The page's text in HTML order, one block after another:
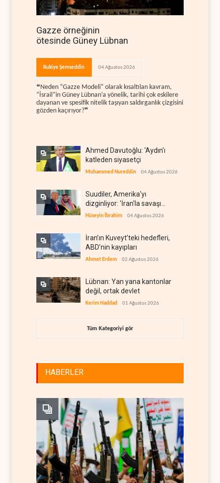
Gazze örneğinin
ötesinde Güney Lübnan
Rukiye Şemseddin 04 Ağustos 2026
❝Neden “Gazze Modeli” olarak kısaltılan kavram,
“İsrail”in Güney Lübnan’a yönelik, tarihi çok eskilere
dayanan ve spesifik nitelik taşıyan saldırganlık çizgisini
gözden kaçırıyor?❞
Ahmed Davutoğlu: 'Aydın'ı
katleden siyasetçi
Muhammed Nureddin 04 Ağustos 2026
Suudiler, Amerika'yı
dizginliyor: 'İran'la savaşı
kaldıracak gücümüz yok'
Hüseyin İbrahim 04 Ağustos 2026
İran’ın Kuveyt’teki hedefleri,
ABD’nin kayıpları
Ahmet Erdem 02 Ağustos 2026
Lübnan: Yan yana kantonlar
değil, ortak devlet
Kerim Haddad 01 Ağustos 2026
Tüm Kategoriyi gör
HABERLER